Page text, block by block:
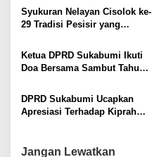
o
s
Lapar dan Terjerat Lintah
Darat
Syukuran Nelayan Cisolok ke-
29 Tradisi Pesisir yang
Ketua DPRD Sukabumi Ikuti
Doa Bersama Sambut Tahun
digelar Pemkab
DPRD Sukabumi Ucapkan
Apresiasi Terhadap Kiprah
Jangan Lewatkan